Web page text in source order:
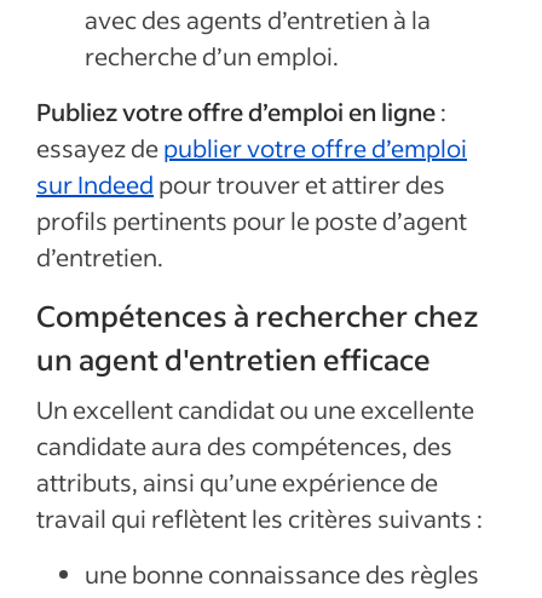
avec des agents d’entretien à la
recherche d’un emploi.
Publiez votre offre d’emploi en ligne:
essayez depublier votre offre d’emploi
sur Indeed pour trouver et attirer des
profils pertinents pour le poste d’agent
d’entretien.
Compétences à rechercher chez
un agent d'entretien efficace
Un excellent candidat ou une excellente
candidate aura des compétences, des
attributs, ainsi qu’une expérience de
travail qui reflètent les critères suivants :
une bonne connaissance des règles